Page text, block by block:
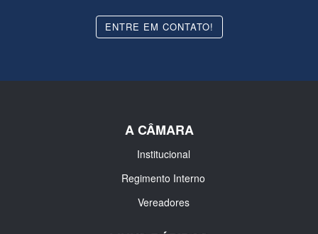
ENTRE EM CONTATO!
A CÂMARA
Institucional
Regimento Interno
Vereadores